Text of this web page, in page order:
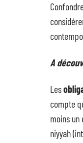
A
Les
compte
moins un
niyyah